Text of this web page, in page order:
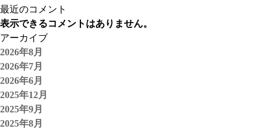
最近のコメント
表示できるコメントはありません。
アーカイブ
2026年8月
2026年7月
2026年6月
2025年12月
2025年9月
2025年8月